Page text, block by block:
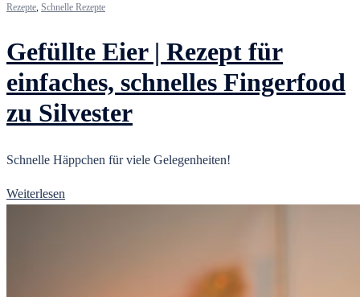
Rezepte, Schnelle Rezepte
Gefüllte Eier | Rezept für
einfaches, schnelles Fingerfood
zu Silvester
Schnelle Häppchen für viele Gelegenheiten!
Weiterlesen